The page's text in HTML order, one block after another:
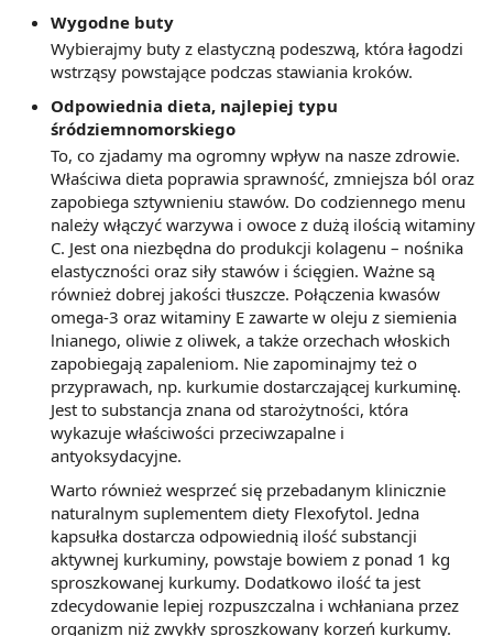
Wygodne buty
Wybierajmy buty z elastyczną podeszwą, która łagodzi
wstrząsy powstające podczas stawiania kroków.
Odpowiednia dieta, najlepiej typu
śródziemnomorskiego
To, co zjadamy ma ogromny wpływ na nasze zdrowie.
Właściwa dieta poprawia sprawność, zmniejsza ból oraz
zapobiega sztywnieniu stawów. Do codziennego menu
należy włączyć warzywa i owoce z dużą ilością witaminy
C. Jest ona niezbędna do produkcji kolagenu – nośnika
elastyczności oraz siły stawów i ścięgien. Ważne są
również dobrej jakości tłuszcze. Połączenia kwasów
omega-3 oraz witaminy E zawarte w oleju z siemienia
lnianego, oliwie z oliwek, a także orzechach włoskich
zapobiegają zapaleniom. Nie zapominajmy też o
przyprawach, np. kurkumie dostarczającej kurkuminę.
Jest to substancja znana od starożytności, która
wykazuje właściwości przeciwzapalne i
antyoksydacyjne.
Warto również wesprzeć się przebadanym klinicznie
naturalnym suplementem diety Flexofytol. Jedna
kapsułka dostarcza odpowiednią ilość substancji
aktywnej kurkuminy, powstaje bowiem z ponad 1 kg
sproszkowanej kurkumy. Dodatkowo ilość ta jest
zdecydowanie lepiej rozpuszczalna i wchłaniana przez
organizm niż zwykły sproszkowany korzeń kurkumy.